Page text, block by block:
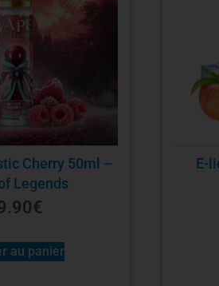
Cherry 50ml –
Legends
€
au panier
E-